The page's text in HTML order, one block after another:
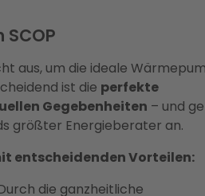
aus, um die ideale
ist die perfekte
Gegebenheiten – und
größter Energieberater an.
entscheidenden Vorteilen:
die ganzheitliche